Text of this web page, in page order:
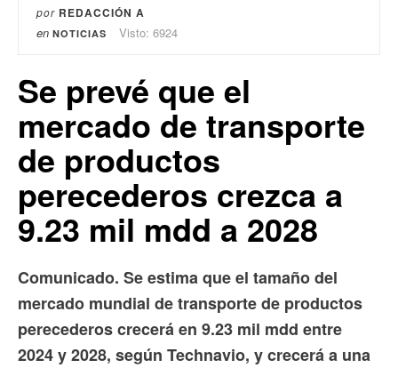
por REDACCIÓN A
en NOTICIAS Visto: 6924
Se prevé que el
mercado de transporte
de productos
perecederos crezca a
9.23 mil mdd a 2028
Comunicado. Se estima que el tamaño del
mercado mundial de transporte de productos
perecederos crecerá en 9.23 mil mdd entre
2024 y 2028, según Technavio, y crecerá a una